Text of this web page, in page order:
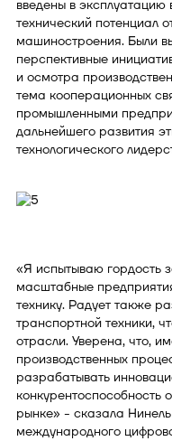
введены в эксплуатацию
технический потенциал
машиностроения. Были
перспективные
и осмотра
тема кооперационных
промышленными
дальнейшего развития
технологического
«Я испытываю гордость
масштабные
технику. Радует также
транспортной техники,
отрасли. Уверена, что,
производственных
разрабатывать
конкурентоспособность
рынке» - сказала
международного